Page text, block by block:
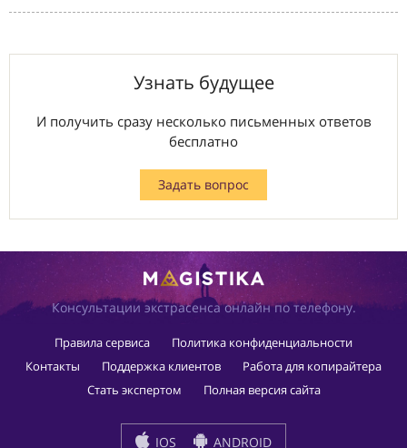
Узнать будущее
И получить сразу несколько письменных ответов
бесплатно
Задать вопрос
Консультации экстрасенса онлайн по телефону.
Правила сервиса
Политика конфиденциальности
Контакты
Поддержка клиентов
Работа для копирайтера
Стать экспертом
Полная версия сайта
IOS ANDROID